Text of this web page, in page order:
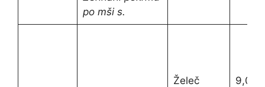
po mši s.
Želeč